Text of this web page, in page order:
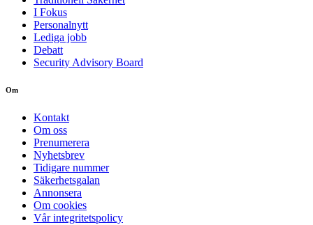
I Fokus
Personalnytt
Lediga jobb
Debatt
Security Advisory Board
Om
Kontakt
Om oss
Prenumerera
Nyhetsbrev
Tidigare nummer
Säkerhetsgalan
Annonsera
Om cookies
Vår integritetspolicy